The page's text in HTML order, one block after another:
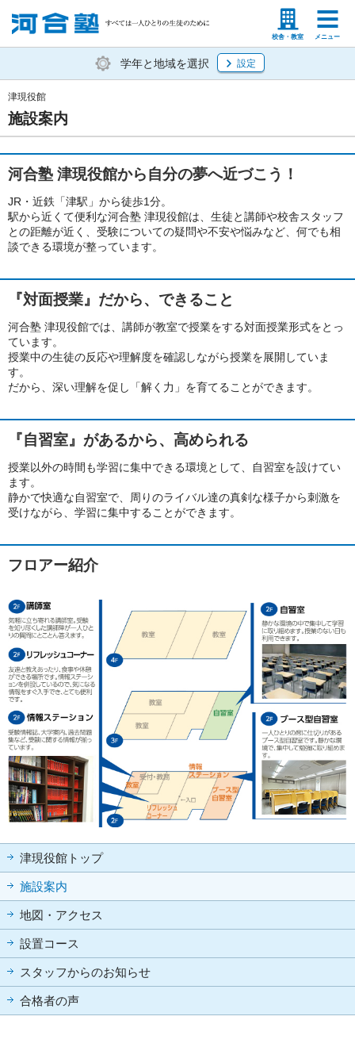
校舎・教室 メニュー
塾生の方 高等学校の先生
学年と地域を選択 設定
施設案内
津現役館
河合塾 津現役館から自分の夢へ近づこう！
JR・近鉄「津駅」から徒歩1分。
駅から近くて便利な河合塾 津現役館は、生徒と講師や校舎スタッフ
との距離が近く、受験についての疑問や不安や悩みなど、何でも相
談できる環境が整っています。
『対面授業』だから、できること
河合塾 津現役館では、講師が教室で授業をする対面授業形式をとっ
ています。
授業中の生徒の反応や理解度を確認しながら授業を展開していま
す。
だから、深い理解を促し「解く力」を育てることができます。
『自習室』があるから、高められる
授業以外の時間も学習に集中できる環境として、自習室を設けてい
ます。
静かで快適な自習室で、周りのライバル達の真剣な様子から刺激を
受けながら、学習に集中することができます。
フロアー紹介
津現役館トップ
施設案内
地図・アクセス
設置コース
スタッフからのお知らせ
合格者の声